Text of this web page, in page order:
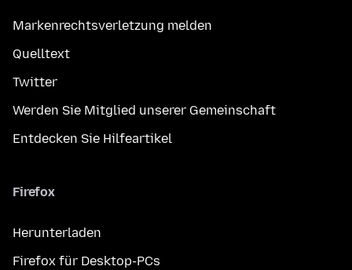
Markenrechtsverletzung melden
Quelltext
Twitter
Werden Sie Mitglied unserer Gemeinschaft
Entdecken Sie Hilfeartikel
Firefox
Herunterladen
Firefox für Desktop-PCs